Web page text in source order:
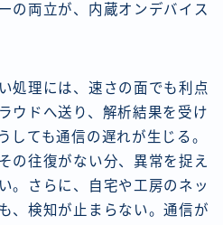
の両立が、内蔵オンデバイス
処理には、速さの面でも利点
ウドへ送り、解析結果を受け
しても通信の遅れが生じる。
の往復がない分、異常を捉え
。さらに、自宅や工房のネッ
、検知が止まらない。通信が